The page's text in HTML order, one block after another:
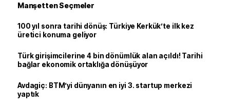
Manşetten Seçmeler
100 yıl sonra tarihi dönüş: Türkiye Kerkük’te ilk kez
üretici konuma geliyor
Türk girişimcilerine 4 bin dönümlük alan açıldı! Tarihi
bağlar ekonomik ortaklığa dönüşüyor
Avdagiç: BTM’yi dünyanın en iyi 3. startup merkezi
yaptık